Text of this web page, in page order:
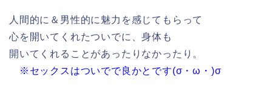
人間的に＆男性的に魅力を感じてもらって
心を開いてくれたついでに、身体も
開いてくれることがあったりなかったり。
※セックスはついでで良かとです(σ・ω・)σ